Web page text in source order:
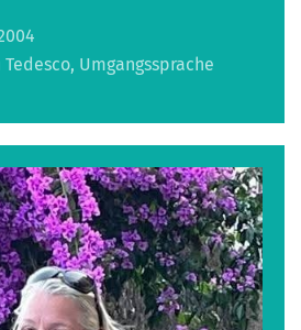
Umgangssprache